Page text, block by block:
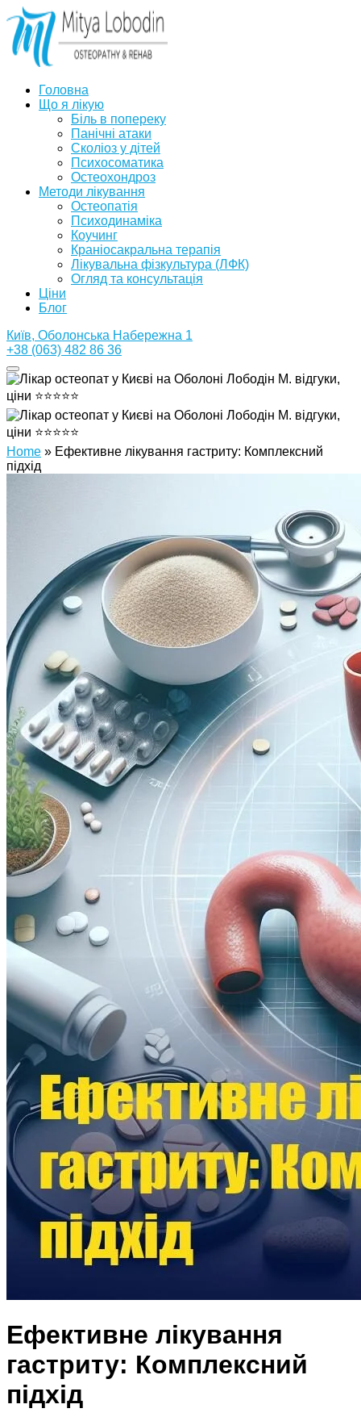
Головна
Що я лікую
Біль в попереку
Панічні атаки
Сколіоз у дітей
Психосоматика
Остеохондроз
Методи лікування
Остеопатія
Психодинаміка
Коучинг
Краніосакральна терапія
Лікувальна фізкультура (ЛФК)
Огляд та консультація
Ціни
Блог
Київ, Оболонська Набережна 1
+38 (063) 482 86 36
Home » Ефективне лікування гастриту: Комплексний
підхід
Ефективне лікування
гастриту: Комплексний
підхід